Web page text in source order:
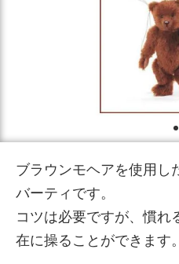
ブラウンモヘアを使用し
バーティです。
コツは必要ですが、慣れ
在に操ることができます。